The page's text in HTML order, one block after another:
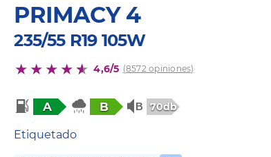
PRIMACY 4
235/55 R19 105W
4,6/5 (8572 opiniones)
A B 70db
Etiquetado